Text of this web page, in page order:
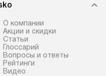
О компании
Акции и скидки
Статьи
Глоссарий
Вопросы и ответы
Рейтинги
Видео